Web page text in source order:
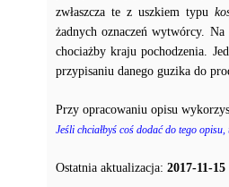
zwłaszcza te z uszkiem typu
żadnych oznaczeń wytwórcy.
chociażby kraju pochodzenia.
przypisaniu danego guzika do
Przy opracowaniu opisu
Jeśli chciałbyś coś dodać do tego
Ostatnia aktualizacja: 2017-11-15